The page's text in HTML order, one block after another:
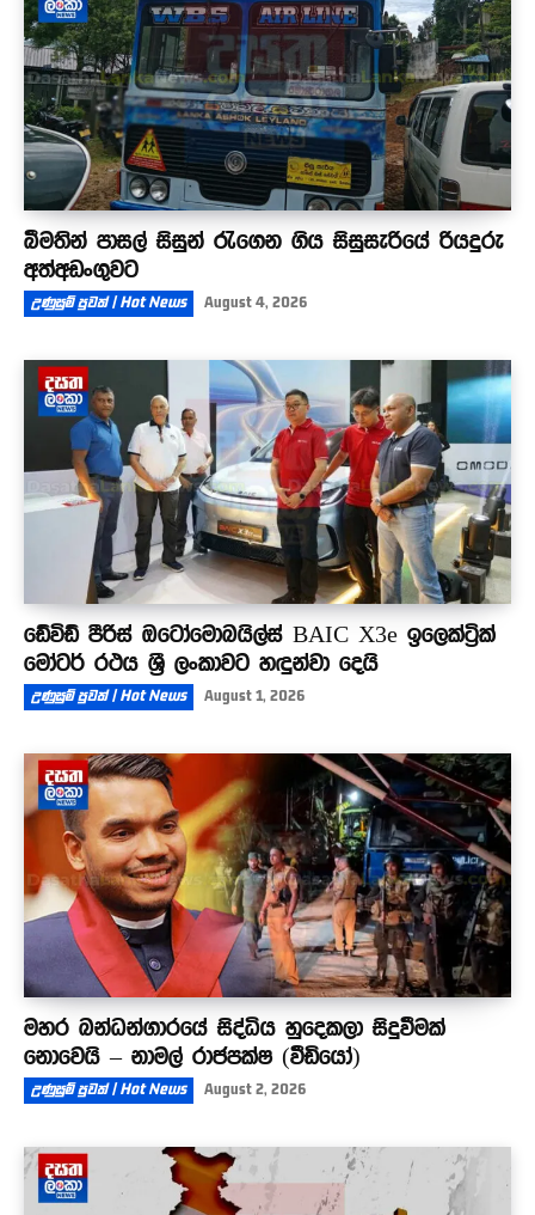
බීමතින් පාසල් සිසුන් රැගෙන ගිය සිසුසැරියේ රියදුරු
අත්අඩංගුවට
උණුසුම් පුවත් | Hot News August 4, 2026
ඩේවිඩ් පීරිස් ඔටෝමොබයිල්ස් BAIC X3e ඉලෙක්ට්‍රික්
මෝටර් රථය ශ්‍රී ලංකාවට හඳුන්වා දෙයි
උණුසුම් පුවත් | Hot News August 1, 2026
මහර බන්ධන්ගාරයේ සිද්ධිය හුදෙකලා සිදුවීමක්
නොවෙයි – නාමල් රාජපක්ෂ (වීඩියෝ)
උණුසුම් පුවත් | Hot News August 2, 2026